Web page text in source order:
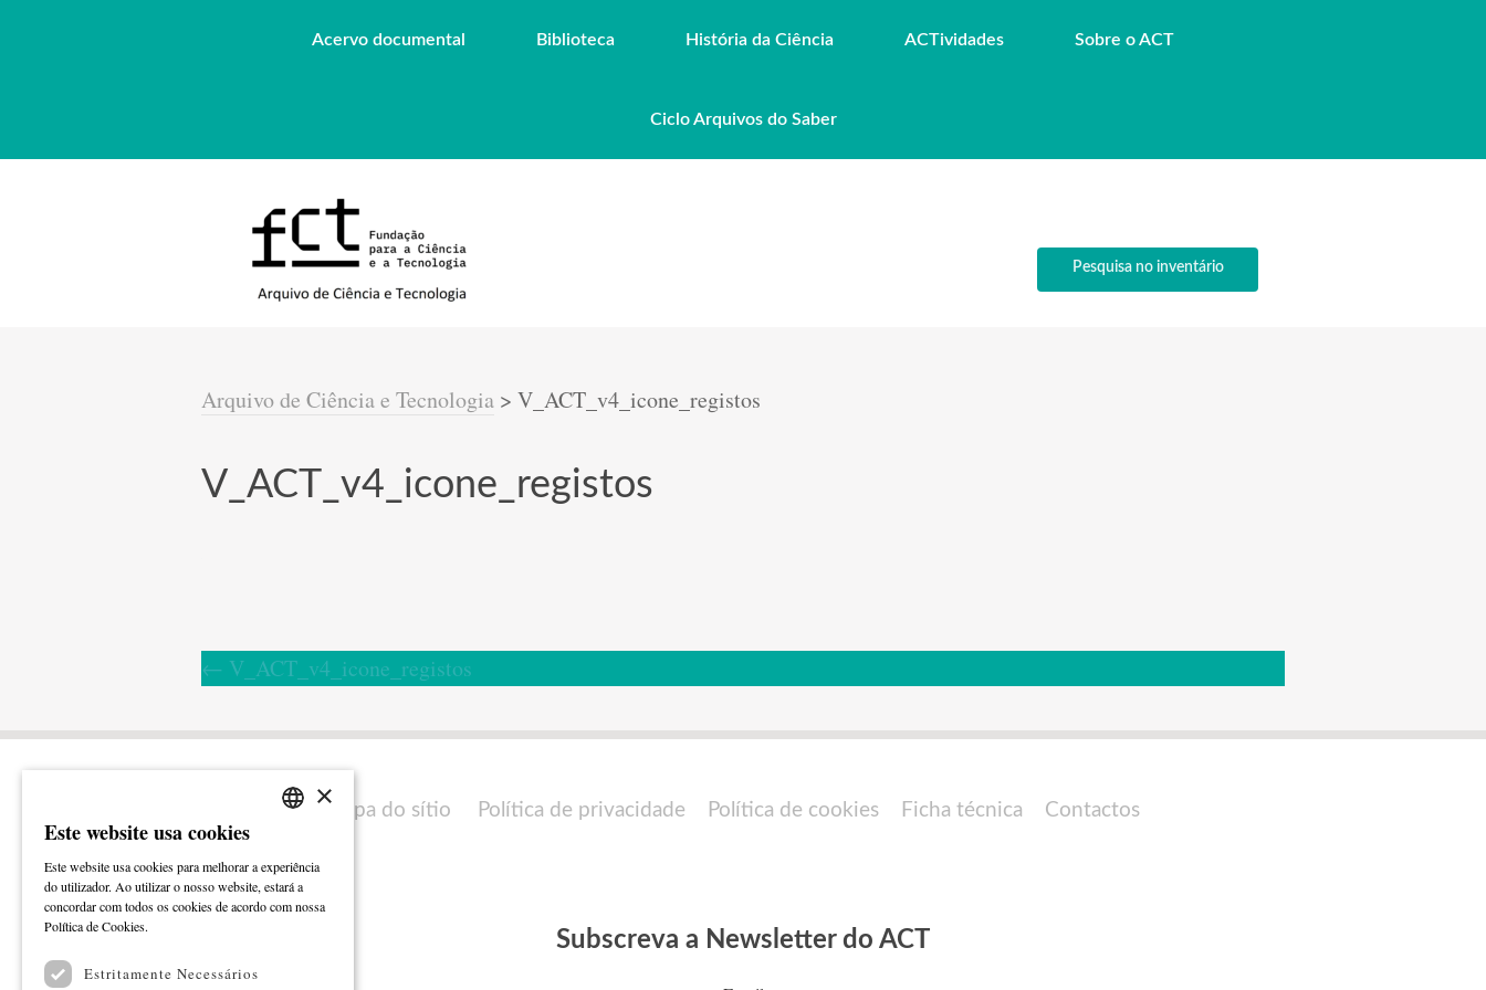
Acervo documental Biblioteca História da Ciência ACTividades Sobre o ACT
Ciclo Arquivos do Saber
Pesquisa no inventário
Arquivo de Ciência e Tecnologia > V_ACT_v4_icone_registos
V_ACT_v4_icone_registos
← V_ACT_v4_icone_registos
Mapa do sítio Política de privacidade Política de cookies Ficha técnica Contactos
Subscreva a Newsletter do ACT
ENGLISH
×
Este website usa cookies
Este website usa cookies para melhorar a experiência
do utilizador. Ao utilizar o nosso website, estará a
concordar com todos os cookies de acordo com nossa
Política de Cookies.
Estritamente Necessários